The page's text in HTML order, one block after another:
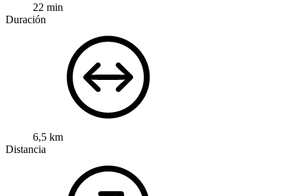
22 min
Duración
6,5 km
Distancia